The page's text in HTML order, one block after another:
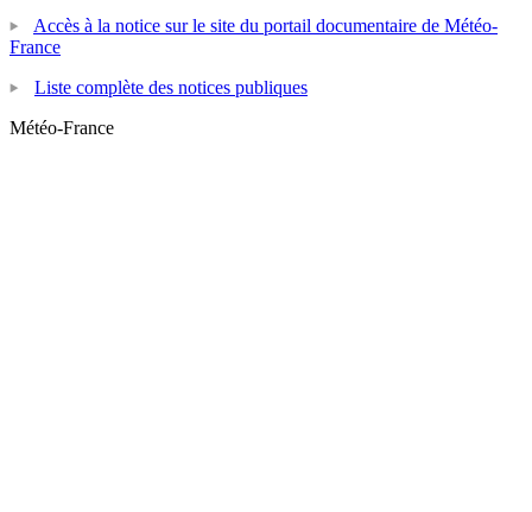
Accès à la notice sur le site du portail documentaire de Météo-
France
Liste complète des notices publiques
Météo-France